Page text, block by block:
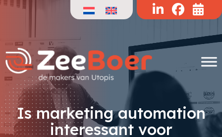
Doorgaan
inhoud
Is marketing automation
interessant voor